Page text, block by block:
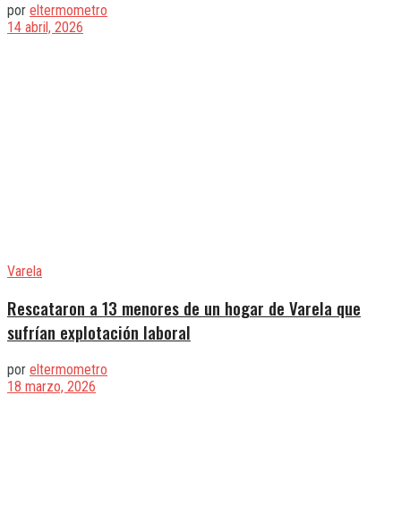
por eltermometro
14 abril, 2026
Varela
Rescataron a 13 menores de un hogar de Varela que
sufrían explotación laboral
por eltermometro
18 marzo, 2026